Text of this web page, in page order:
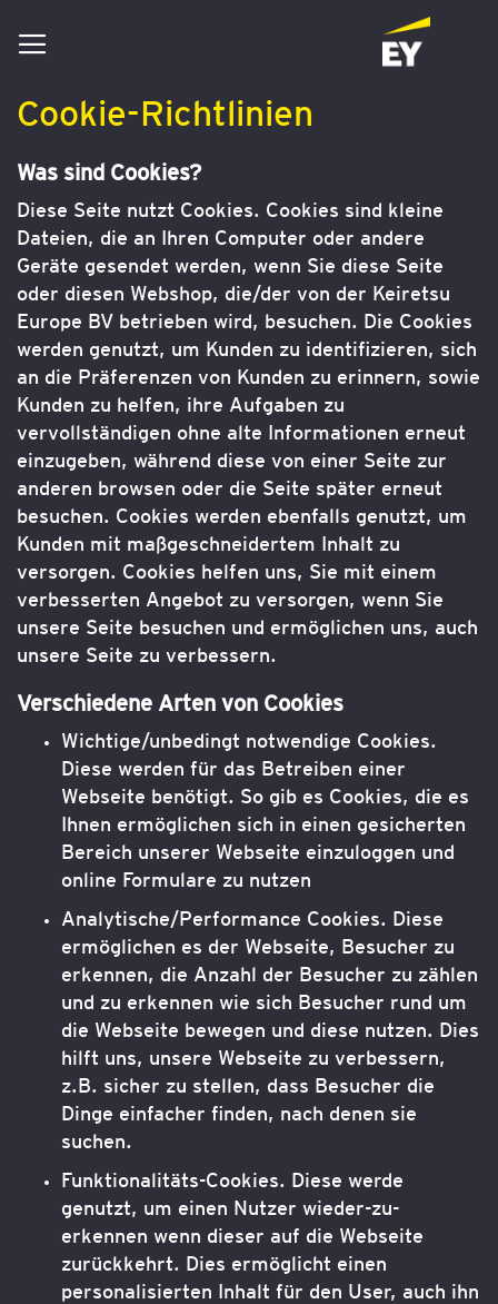
Cookie-Richtlinien
Was sind Cookies?
Diese Seite nutzt Cookies. Cookies sind kleine
Dateien, die an Ihren Computer oder andere
Geräte gesendet werden, wenn Sie diese Seite
oder diesen Webshop, die/der von der Keiretsu
Europe BV betrieben wird, besuchen. Die Cookies
werden genutzt, um Kunden zu identifizieren, sich
an die Präferenzen von Kunden zu erinnern, sowie
Kunden zu helfen, ihre Aufgaben zu
vervollständigen ohne alte Informationen erneut
einzugeben, während diese von einer Seite zur
anderen browsen oder die Seite später erneut
besuchen. Cookies werden ebenfalls genutzt, um
Kunden mit maßgeschneidertem Inhalt zu
versorgen. Cookies helfen uns, Sie mit einem
verbesserten Angebot zu versorgen, wenn Sie
unsere Seite besuchen und ermöglichen uns, auch
unsere Seite zu verbessern.
Verschiedene Arten von Cookies
Wichtige/unbedingt notwendige Cookies.
Diese werden für das Betreiben einer
Webseite benötigt. So gib es Cookies, die es
Ihnen ermöglichen sich in einen gesicherten
Bereich unserer Webseite einzuloggen und
online Formulare zu nutzen
Analytische/Performance Cookies. Diese
ermöglichen es der Webseite, Besucher zu
erkennen, die Anzahl der Besucher zu zählen
und zu erkennen wie sich Besucher rund um
die Webseite bewegen und diese nutzen. Dies
hilft uns, unsere Webseite zu verbessern,
z.B. sicher zu stellen, dass Besucher die
Dinge einfacher finden, nach denen sie
suchen.
Funktionalitäts-Cookies. Diese werde
genutzt, um einen Nutzer wieder-zu-
erkennen wenn dieser auf die Webseite
zurückkehrt. Dies ermöglicht einen
personalisierten Inhalt für den User, auch ihn